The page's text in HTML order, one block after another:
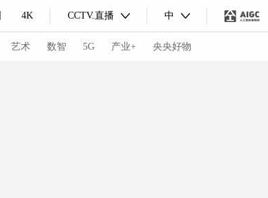
4K CCTV.直播 中
艺术 数智 5G 产业+ 央央好物